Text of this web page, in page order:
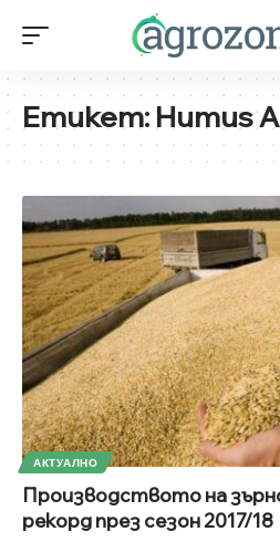
Етикет:Humus
АКТУАЛНО
Производството на
рекорд през сезон 2017/18